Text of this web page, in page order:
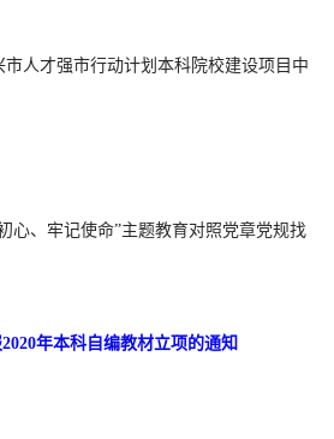
人才强市行动计划本科院校建设项目中
心、牢记使命”主题教育对照党章党规找
年本科自编教材立项的通知